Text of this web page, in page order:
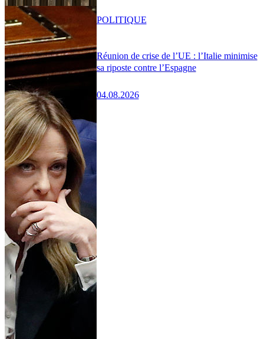
Réunion de crise de l’UE : l’Italie minimise
sa riposte contre l’Espagne
04.08.2026
POLITIQUE